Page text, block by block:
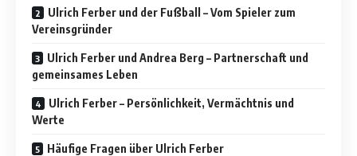
Ulrich Ferber und der Fußball – Vom Spieler zum
Vereinsgründer
Ulrich Ferber und Andrea Berg – Partnerschaft und
gemeinsames Leben
Ulrich Ferber – Persönlichkeit, Vermächtnis und
Werte
Häufige Fragen über Ulrich Ferber